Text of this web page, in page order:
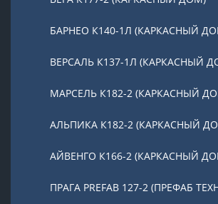
БАРНЕО К140-1Л (КАРКАСНЫЙ
ВЕРСАЛЬ К137-1Л (КАРКАСНЫЙ
МАРСЕЛЬ К182-2 (КАРКАСНЫЙ
АЛЬПИКА К182-2 (КАРКАСНЫЙ
АЙВЕНГО К166-2 (КАРКАСНЫЙ
ПРАГА PREFAB 127-2 (ПРЕФАБ